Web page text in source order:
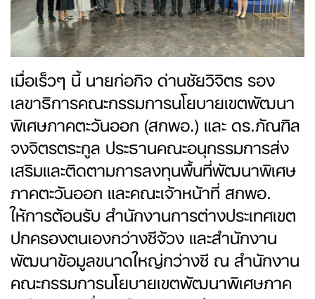
เมื่อเร็วๆ นี้ นายก่อกิจ ด่านชัยวิจิตร รอง
เลขาธิการคณะกรรมการนโยบายเขตพัฒนา
พิเศษภาคตะวันออก (สกพอ.) และ ดร.ภัณฑิล
จงจิตรตระกูล ประธานคณะอนุกรรมการส่ง
เสริมและติดตามการลงทุนพื้นที่พัฒนาพิเศษ
ภาคตะวันออก และคณะเจ้าหน้าที่ สกพอ.
ให้การต้อนรับ สำนักงานการต่างประเทศเขต
ปกครองตนเองกว่างซีจ้วง และสำนักงาน
พัฒนาข้อมูลขนาดใหญ่กว่างซี ณ สำนักงาน
คณะกรรมการนโยบายเขตพัฒนาพิเศษภาค